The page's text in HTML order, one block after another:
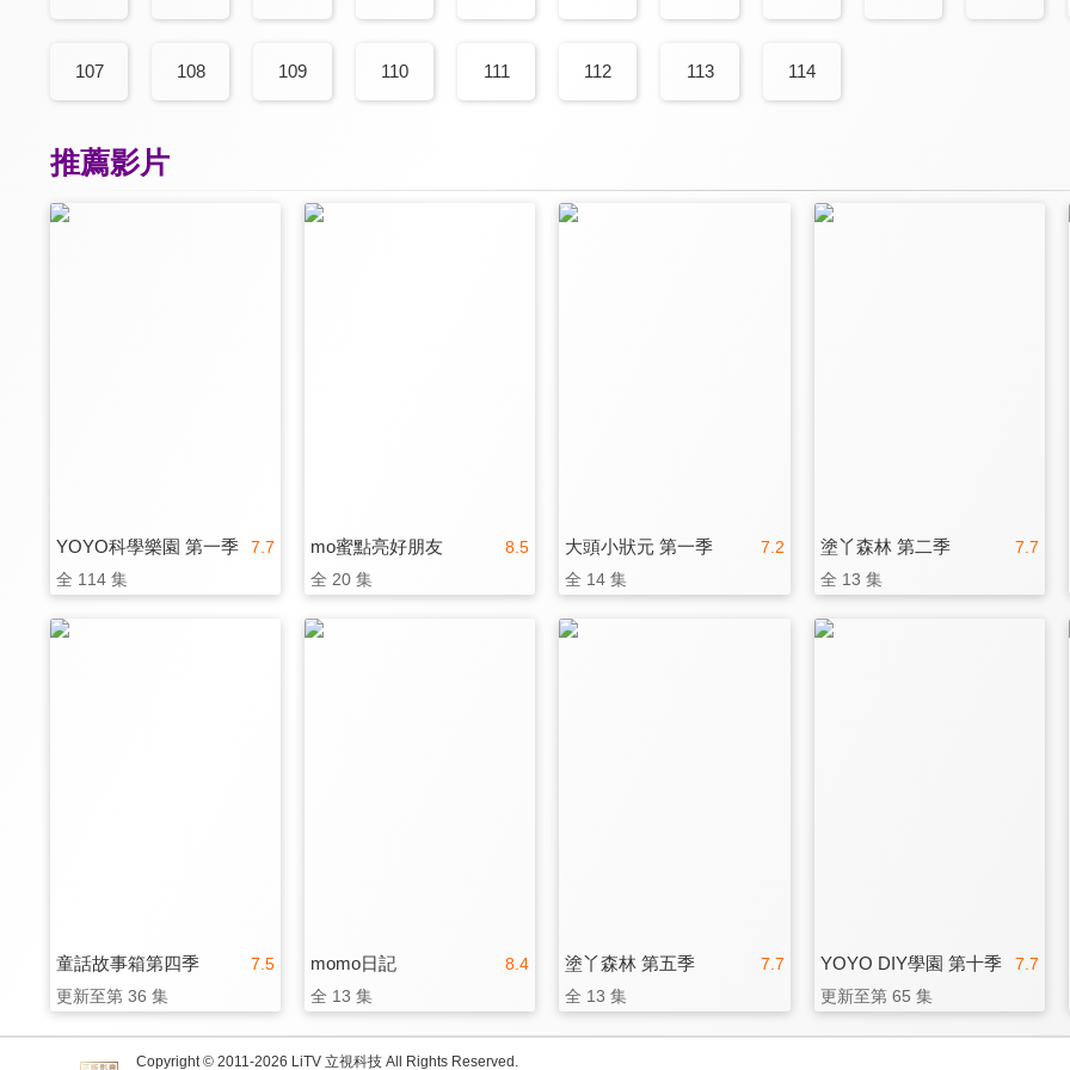
107 108 109 110 111 112 113 114
推薦影片
7.7
YOYO科學樂園 第一季
全 114 集
8.5
mo蜜點亮好朋友
全 20 集
7.2
大頭小狀元 第一季
全 14 集
7.7
塗丫森林 第二季
全 13 集
7.5
童話故事箱第四季
更新至第 36 集
8.4
momo日記
全 13 集
7.7
塗丫森林 第五季
全 13 集
7.7
YOYO DIY學園 第十季
更新至第 65 集
Copyright © 2011-2026 LiTV 立視科技 All Rights Reserved.